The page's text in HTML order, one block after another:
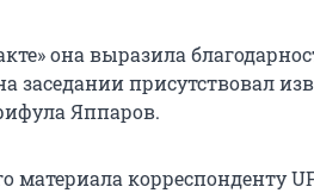
она выразила
заседании присутствовал
Яппаров.
корреспонденту